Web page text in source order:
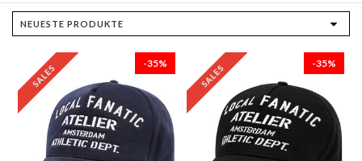
-35% -35%